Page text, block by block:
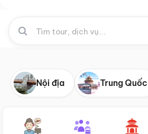
Nội địa Trung Quốc